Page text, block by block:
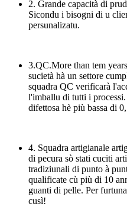
2. Grande capacità di
Sicondu i bisogni di u
persunalizatu.
3.QC.More than tem
sucietà hà un settore
squadra QC verificarà
l'imballu di tutti i
difettosa hè più bassa di
4. Squadra artigianale
di pecura sò stati cuciti
tradiziunali di punto à
qualificate cù più di 10
guanti di pelle. Per
cusì!